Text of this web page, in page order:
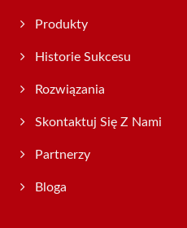
Produkty
Historie Sukcesu
Rozwiązania
Skontaktuj Się Z Nami
Partnerzy
Bloga